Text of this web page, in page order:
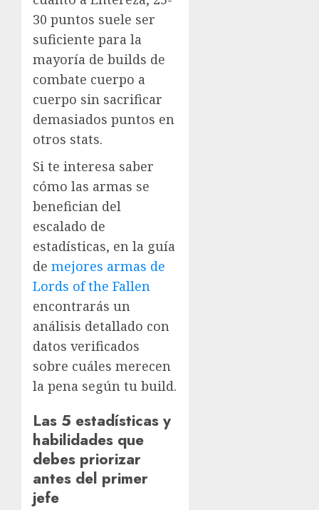
30 puntos suele ser
suficiente para la
mayoría de builds de
combate cuerpo a
cuerpo sin sacrificar
demasiados puntos en
otros stats.
Si te interesa saber
cómo las armas se
benefician del
escalado de
estadísticas, en la guía
de mejores armas de
Lords of the Fallen
encontrarás un
análisis detallado con
datos verificados
sobre cuáles merecen
la pena según tu build.
Las 5 estadísticas y
habilidades que
debes priorizar
antes del primer
jefe